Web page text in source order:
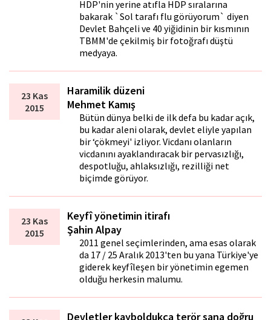
HDP'nin yerine atıfla HDP sıralarına
bakarak `Sol tarafı flu görüyorum` diyen
Devlet Bahçeli ve 40 yiğidinin bir kısmının
TBMM'de çekilmiş bir fotoğrafı düştü
medyaya.
23 Kas
2015
Haramilik düzeni
Mehmet Kamış
Bütün dünya belki de ilk defa bu kadar açık,
bu kadar aleni olarak, devlet eliyle yapılan
bir ‘çökmeyi' izliyor. Vicdanı olanların
vicdanını ayaklandıracak bir pervasızlığı,
despotluğu, ahlaksızlığı, rezilliği net
biçimde görüyor.
23 Kas
2015
Keyfî yönetimin itirafı
Şahin Alpay
2011 genel seçimlerinden, ama esas olarak
da 17 / 25 Aralık 2013'ten bu yana Türkiye'ye
giderek keyfîleşen bir yönetimin egemen
olduğu herkesin malumu.
Devletler kayboldukça terör sana doğru